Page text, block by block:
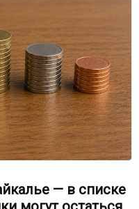
— в списке